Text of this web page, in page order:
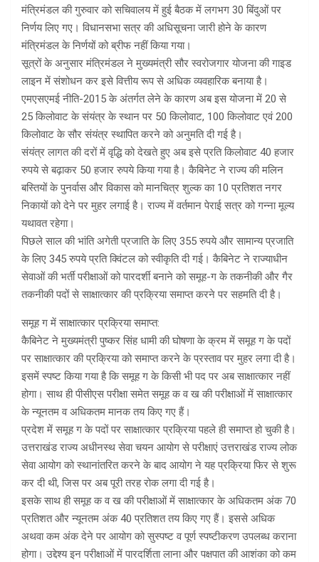
मंत्रिमंडल की गुरुवार को सचिवालय में हुई बैठक में लगभग 30 बिंदुओं पर
निर्णय लिए गए। विधानसभा सत्र की अधिसूचना जारी होने के कारण
मंत्रिमंडल के निर्णयों को ब्रीफ नहीं किया गया।
सूत्रों के अनुसार मंत्रिमंडल ने मुख्यमंत्री सौर स्वरोजगार योजना की गाइड
लाइन में संशोधन कर इसे वित्तीय रूप से अधिक व्यवहारिक बनाया है।
एमएसएमई नीति-2015 के अंतर्गत लेने के कारण अब इस योजना में 20 से
25 किलोवाट के संयंत्र के स्थान पर 50 किलोवाट, 100 किलोवाट एवं 200
किलोवाट के सौर संयंत्र स्थापित करने को अनुमति दी गई है।
संयंत्र लागत की दरों में वृद्धि को देखते हुए अब इसे प्रति किलोवाट 40 हजार
रुपये से बढ़ाकर 50 हजार रुपये किया गया है। कैबिनेट ने राज्य की मलिन
बस्तियों के पुनर्वास और विकास को मानचित्र शुल्क का 10 प्रतिशत नगर
निकायों को देने पर मुहर लगाई है। राज्य में वर्तमान पेराई सत्र को गन्ना मूल्य
यथावत रहेगा।
पिछले साल की भांति अगेती प्रजाति के लिए 355 रुपये और सामान्य प्रजाति
के लिए 345 रुपये प्रति क्विंटल को स्वीकृति दी गई। कैबिनेट ने राज्याधीन
सेवाओं की भर्ती परीक्षाओं को पारदर्शी बनाने को समूह-ग के तकनीकी और गैर
तकनीकी पदों से साक्षात्कार की प्रक्रिया समाप्त करने पर सहमति दी है।
समूह ग में साक्षात्कार प्रक्रिया समाप्त:
कैबिनेट ने मुख्यमंत्री पुष्कर सिंह धामी की घोषणा के क्रम में समूह ग के पदों
पर साक्षात्कार की प्रक्रिया को समाप्त करने के प्रस्ताव पर मुहर लगा दी है।
इसमें स्पष्ट किया गया है कि समूह ग के किसी भी पद पर अब साक्षात्कार नहीं
होगा। साथ ही पीसीएस परीक्षा समेत समूह क व ख की परीक्षाओं में साक्षात्कार
के न्यूनतम व अधिकतम मानक तय किए गए हैं।
प्रदेश में समूह ग के पदों पर साक्षात्कार प्रक्रिया पहले ही समाप्त हो चुकी है।
उत्तराखंड राज्य अधीनस्थ सेवा चयन आयोग से परीक्षाएं उत्तराखंड राज्य लोक
सेवा आयोग को स्थानांतरित करने के बाद आयोग ने यह प्रक्रिया फिर से शुरू
कर दी थी, जिस पर अब पूरी तरह रोक लगा दी गई है।
इसके साथ ही समूह क व ख की परीक्षाओं में साक्षात्कार के अधिकतम अंक 70
प्रतिशत और न्यूनतम अंक 40 प्रतिशत तय किए गए हैं। इससे अधिक
अथवा कम अंक देने पर आयोग को सुस्पष्ट व पूर्ण स्पष्टीकरण उपलब्ध कराना
होगा। उद्देश्य इन परीक्षाओं में पारदर्शिता लाना और पक्षपात की आशंका को कम